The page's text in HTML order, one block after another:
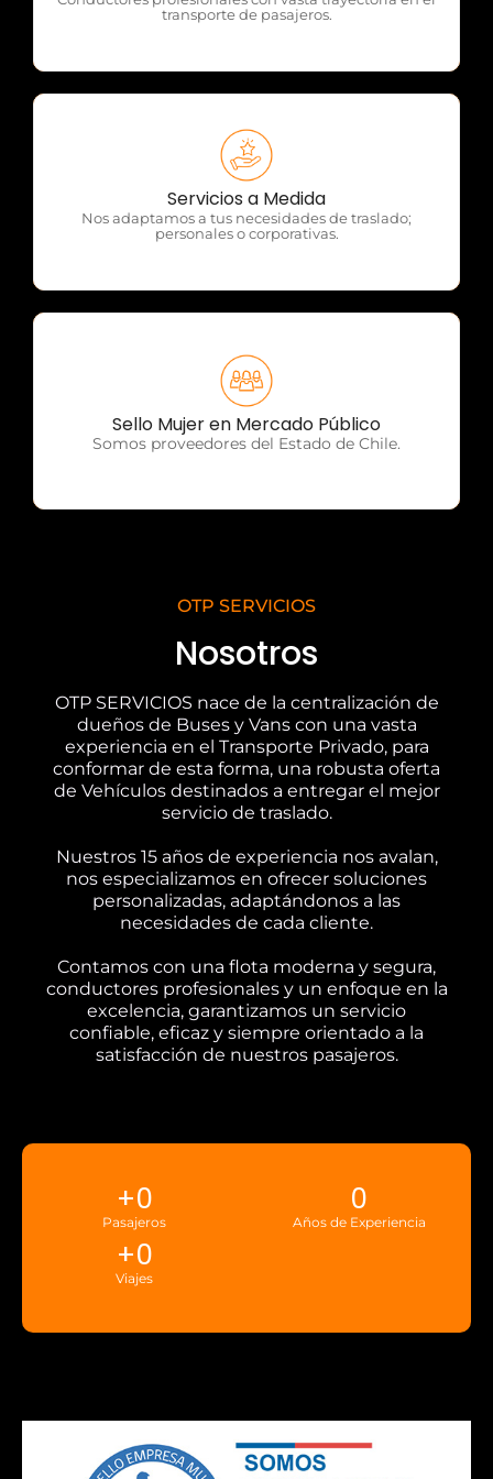
transporte de pasajeros.
Servicios a Medida
Nos adaptamos a tus necesidades de traslado;
personales o corporativas.
OTP Servicios
Sello Mujer en Mercado Público
Somos proveedores del Estado de Chile.
OTP Servicios
OTP SERVICIOS
Nosotros
OTP SERVICIOS nace de la centralización de
dueños de Buses y Vans con una vasta
experiencia en el Transporte Privado, para
conformar de esta forma, una robusta oferta
de Vehículos destinados a entregar el mejor
servicio de traslado.
Nuestros 15 años de experiencia nos avalan,
nos especializamos en ofrecer soluciones
personalizadas, adaptándonos a las
necesidades de cada cliente.
Contamos con una flota moderna y segura,
conductores profesionales y un enfoque en la
excelencia, garantizamos un servicio
confiable, eficaz y siempre orientado a la
satisfacción de nuestros pasajeros.
Pasajeros
+0
Años de Experiencia
0
Viajes
+0